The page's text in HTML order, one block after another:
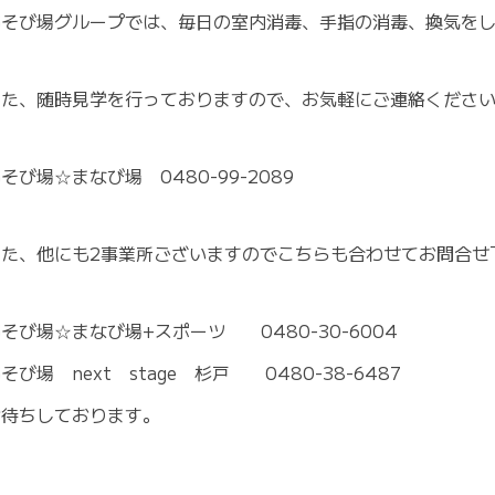
び場グループでは、毎日の室内消毒、手指の消毒、換気を
、随時見学を行っておりますので、お気軽にご連絡くださ
そび場☆まなび場 0480-99-2089
、他にも2事業所ございますのでこちらも合わせてお問合
そび場☆まなび場+スポーツ 0480-30-6004
そび場 next stage 杉戸 0480-38-6487
ちしております。